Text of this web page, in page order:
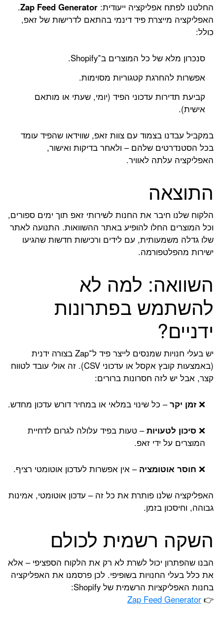
החלטנו לפתח אפליקציה ייעודית: Zap Feed Generator
.
האפליקציה מייצרת פיד דינמי בהתאם לדרישות של זאפ,
כולל:
סנכרון מלא של כל המוצרים ב־Shopify.
אפשרות להחרגת קטגוריות מסוימות.
קביעת תדירות עדכוני הפיד (יומי, שעתי או מותאם
אישית).
במקביל עבדנו בצמוד עם צוות זאפ, שווידאו שהפיד עומד
בכל הסטנדרטים שלהם – ולאחר בדיקות ואישור,
האפליקציה עלתה לאוויר.
התוצאה
הלקוח שלנו חיבר את החנות לשירותי זאפ תוך ימים ספורים,
וכל המוצרים החלו להופיע באתר ההשוואות. התנועה לאתר
שלו גדלה משמעותית, עם לידים ורכישות חדשות שהגיעו
ישירות מהפלטפורמה.
השוואה: למה לא
להשתמש בפתרונות
ידניים?
יש בעלי חנויות שמנסים לייצר פיד ל־Zap בצורה ידנית
(באמצעות קובץ אקסל או עדכוני CSV). זה אולי עובד לטווח
קצר, אבל יש לזה חסרונות ברורים:
❌ זמן יקר– כל שינוי במלאי או במחיר דורש עדכון מחדש.
❌ סיכון לטעויות– טעות בפיד עלולה לגרום לדחיית
המוצרים על ידי זאפ.
❌ חוסר אוטומציה – אין אפשרות לעדכון אוטומטי רציף.
האפליקציה שלנו פותרת את כל זה – עדכון אוטומטי, אמינות
גבוהה, וחיסכון בזמן.
השקה רשמית לכולם
הבנו שהפתרון יכול לשרת לא רק את הלקוח הספציפי – אלא
את כלל בעלי החנויות בשופיפי. לכן פרסמנו את האפליקציה
בחנות האפליקציות הרשמית של Shopify:
👉
Zap Feed Generator